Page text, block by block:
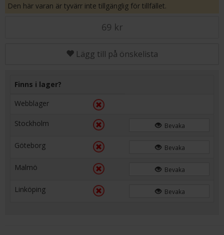
Den här varan är tyvärr inte tillgänglig för tillfället.
69 kr
Lägg till på önskelista
Finns i lager?
Webblager
Stockholm Bevaka
Göteborg Bevaka
Malmö Bevaka
Linköping Bevaka